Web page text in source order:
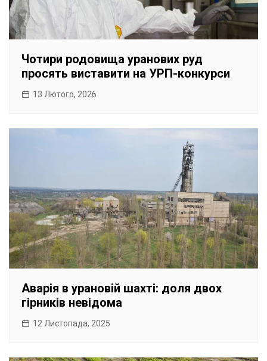
Чотири родовища уранових руд
просять виставити на УРП-конкурси
13 Лютого, 2026
Аварія в урановій шахті: доля двох
гірників невідома
12 Листопада, 2025